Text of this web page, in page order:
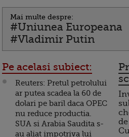
Mai multe despre:
#Uniunea Europeana
#Vladimir Putin
Pe acelasi subiect:
Reuters: Pretul petrolului
ar putea scadea la 60 de
dolari pe baril daca OPEC
nu reduce productia.
SUA si Arabia Saudita s-
au aliat impotriva lui